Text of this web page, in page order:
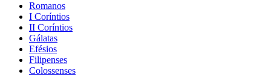
Romanos
I Coríntios
II Coríntios
Gálatas
Efésios
Filipenses
Colossenses